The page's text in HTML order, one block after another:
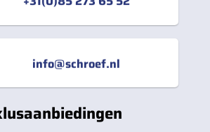
info@schroef.nl